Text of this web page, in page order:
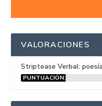
VALORACIONES
Striptease Verbal:
PUNTUACIÓN: